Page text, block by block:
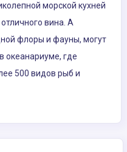
морской кухней
вина. А
флоры и фауны, могут
океанариуме, где
500 видов рыб и